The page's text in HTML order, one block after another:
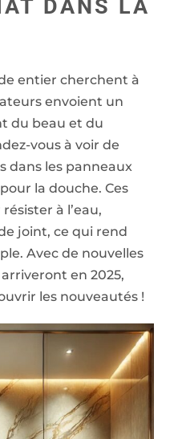
DANS LA
entier cherchent à
envoient un
du beau et du
vous à voir de
dans les panneaux
la douche. Ces
à l’eau,
joint, ce qui rend
Avec de nouvelles
en 2025,
les nouveautés !